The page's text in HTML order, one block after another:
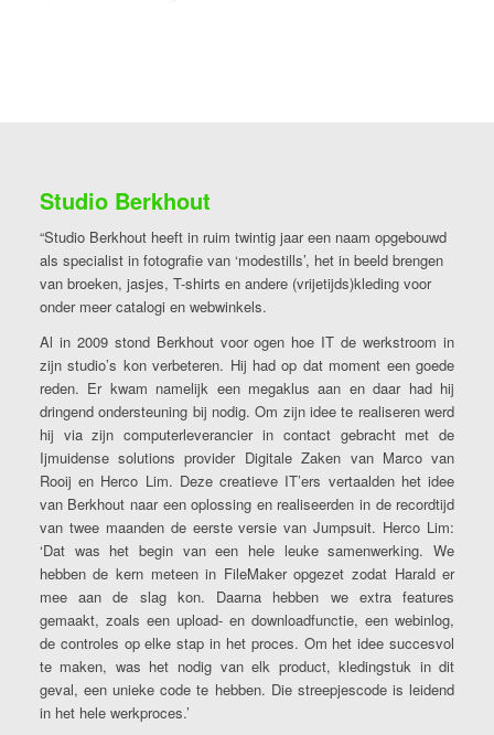
Studio Berkhout
“Studio Berkhout heeft in ruim twintig jaar een naam opgebouwd
als specialist in fotografie van ‘modestills’, het in beeld brengen
van broeken, jasjes, T-shirts en andere (vrijetijds)kleding voor
onder meer catalogi en webwinkels.
Al in 2009 stond Berkhout voor ogen hoe IT de werkstroom in
zijn studio’s kon verbeteren. Hij had op dat moment een goede
reden. Er kwam namelijk een megaklus aan en daar had hij
dringend ondersteuning bij nodig. Om zijn idee te realiseren werd
hij via zijn computerleverancier in contact gebracht met de
Ijmuidense solutions provider Digitale Zaken van Marco van
Rooij en Herco Lim. Deze creatieve IT’ers vertaalden het idee
van Berkhout naar een oplossing en realiseerden in de recordtijd
van twee maanden de eerste versie van Jumpsuit. Herco Lim:
‘Dat was het begin van een hele leuke samenwerking. We
hebben de kern meteen in FileMaker opgezet zodat Harald er
mee aan de slag kon. Daarna hebben we extra features
gemaakt, zoals een upload- en downloadfunctie, een webinlog,
de controles op elke stap in het proces. Om het idee succesvol
te maken, was het nodig van elk product, kledingstuk in dit
geval, een unieke code te hebben. Die streepjescode is leidend
in het hele werkproces.’